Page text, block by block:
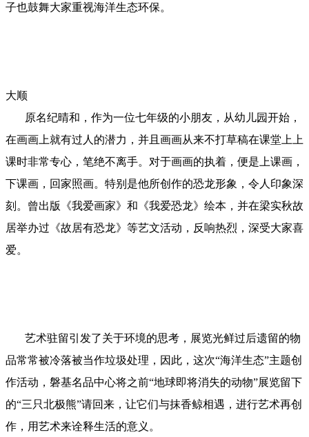
子也鼓舞大家重视海洋生态环保。
大顺
原名纪晴和，作为一位七年级的小朋友，从幼儿园开始，
在画画上就有过人的潜力，并且画画从来不打草稿在课堂上上
课时非常专心，笔绝不离手。对于画画的执着，便是上课画，
下课画，回家照画。特别是他所创作的恐龙形象，令人印象深
刻。曾出版《我爱画家》和《我爱恐龙》绘本，并在梁实秋故
居举办过《故居有恐龙》等艺文活动，反响热烈，深受大家喜
爱。
艺术驻留引发了关于环境的思考，展览光鲜过后遗留的物
品常常被冷落被当作垃圾处理，因此，这次“海洋生态”主题创
作活动，磐基名品中心将之前“地球即将消失的动物”展览留下
的“三只北极熊”请回来，让它们与抹香鲸相遇，进行艺术再创
作，用艺术来诠释生活的意义。